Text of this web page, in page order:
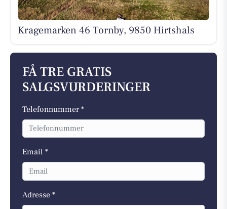
Kragemarken 46 Tornby, 9850 Hirtshals
FÅ TRE GRATIS
SALGSVURDERINGER
Telefonnummer *
Email *
Adresse *